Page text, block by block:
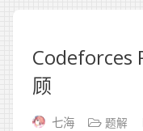
Codeforces
顾
七海 题解